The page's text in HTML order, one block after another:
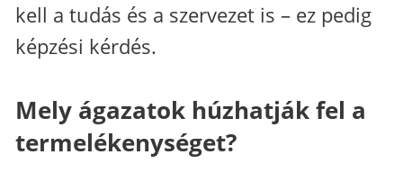
kell a tudás és a szervezet is – ez pedig
képzési kérdés.
Mely ágazatok húzhatják fel a
termelékenységet?